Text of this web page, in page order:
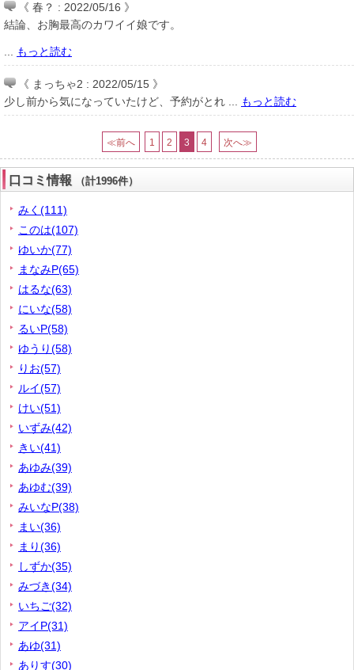
《 春？ : 2022/05/16 》
結論、お胸最高のカワイイ娘です。
もっと読む
《 まっちゃ2 : 2022/05/15 》
少し前から気になっていたけど、予約がとれ ...
もっと読む
≪前へ 1 2 3 4 次へ≫
口コミ情報 （計1996件）
みく(111)
このは(107)
ゆいか(77)
まなみP(65)
はるな(63)
にいな(58)
るいP(58)
ゆうり(58)
りお(57)
ルイ(57)
けい(51)
いずみ(42)
きい(41)
あゆみ(39)
あゆむ(39)
みいなP(38)
まい(36)
まり(36)
しずか(35)
みづき(34)
いちご(32)
アイP(31)
あゆ(31)
ありす(30)